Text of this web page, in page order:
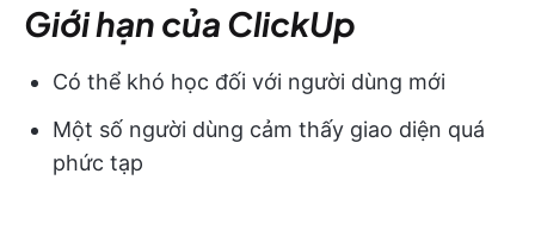
Giới hạn của ClickUp
Có thể khó học đối với người dùng mới
Một số người dùng cảm thấy giao diện quá
phức tạp